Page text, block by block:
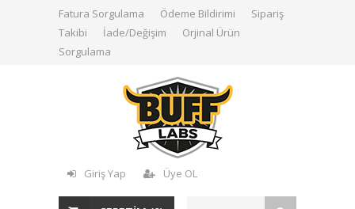
Fatura Sorgulama Ödeme Bildirimi
Sipariş
Takibi
İade/Değişim
Orjinal Ürün
Sorgulama
Giriş Yap Üye OL